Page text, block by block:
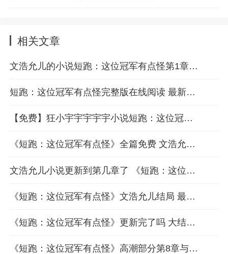
相关文章
文浩允儿的小说短跑：这位冠军有点怪第1章免费看
短跑：这位冠军有点怪完整版在线阅读 最新章节2免费赏析
【免费】狂小宇宇宇宇宇小说短跑：这位冠军有点怪全部章节在线阅读
《短跑：这位冠军有点怪》全篇免费 文浩允儿小说全章节目录
文浩允儿小说更新到第几章了 《短跑：这位冠军有点怪》全章节免费
《短跑：这位冠军有点怪》文浩允儿结局 最新章节第6章阅读
《短跑：这位冠军有点怪》更新完了吗 大结局第7章免费看
《短跑：这位冠军有点怪》高潮部分第8章与君分享